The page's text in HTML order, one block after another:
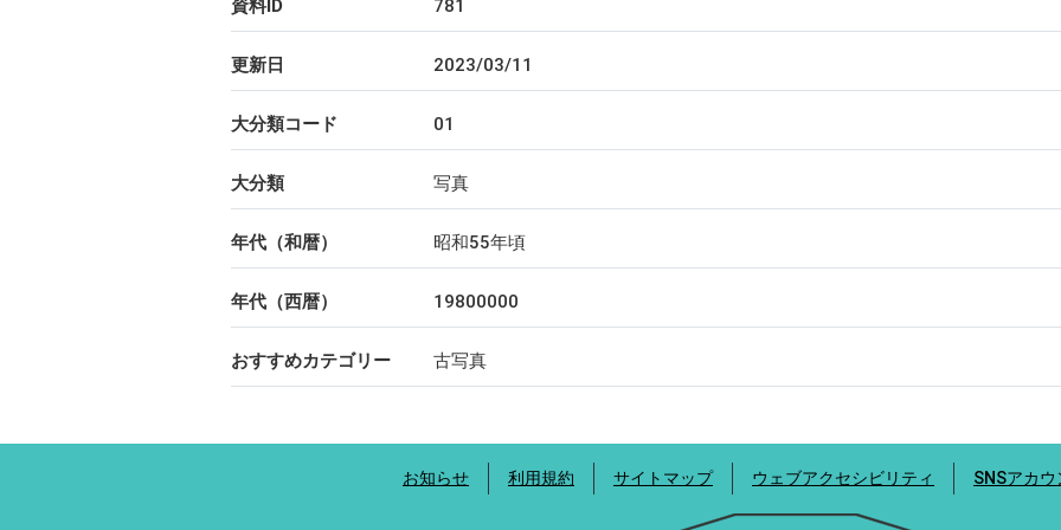
資料ID 781
更新日 2023/03/11
大分類コード 01
大分類 写真
年代（和暦） 昭和55年頃
年代（西暦） 19800000
おすすめカテゴリー 古写真
お知らせ 利用規約 サイトマップ ウェブアクセシビリティ SNSアカ